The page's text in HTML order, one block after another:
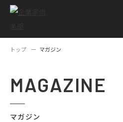
トップ マガジン
MAGAZINE
マガジン